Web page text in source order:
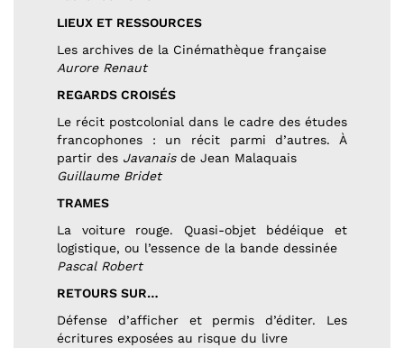
LIEUX ET RESSOURCES
Les archives de la Cinémathèque française
Aurore Renaut
REGARDS CROISÉS
Le récit postcolonial dans le cadre des études
francophones : un récit parmi d’autres. À
partir des Javanaisde Jean Malaquais
Guillaume Bridet
TRAMES
La voiture rouge. Quasi-objet bédéique et
logistique, ou l’essence de la bande dessinée
Pascal Robert
RETOURS SUR…
Défense d’afficher et permis d’éditer. Les
écritures exposées au risque du livre